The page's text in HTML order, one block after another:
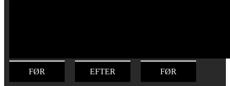
FØR EFTER FØR